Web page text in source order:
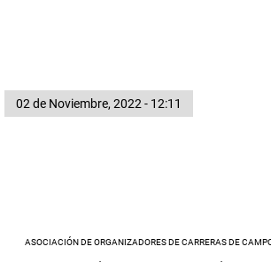
02 de Noviembre, 2022 - 12:11
ASOCIACIÓN DE ORGANIZADORES DE CARRERAS DE